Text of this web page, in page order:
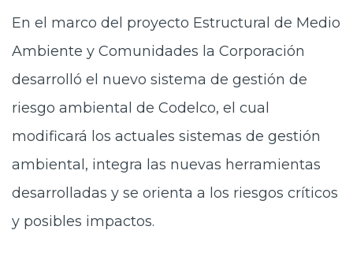
En el marco del proyecto Estructural de Medio
Ambiente y Comunidades la Corporación
desarrolló el nuevo sistema de gestión de
riesgo ambiental de Codelco, el cual
modificará los actuales sistemas de gestión
ambiental, integra las nuevas herramientas
desarrolladas y se orienta a los riesgos críticos
y posibles impactos.